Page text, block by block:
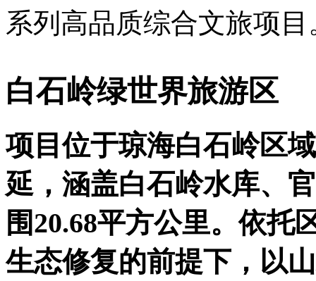
系列高品质综合文旅项目
白石岭绿世界旅游区
项目位于琼海白石岭区
延，涵盖白石岭水库、
围20.68平方公里。依托
生态修复的前提下，以